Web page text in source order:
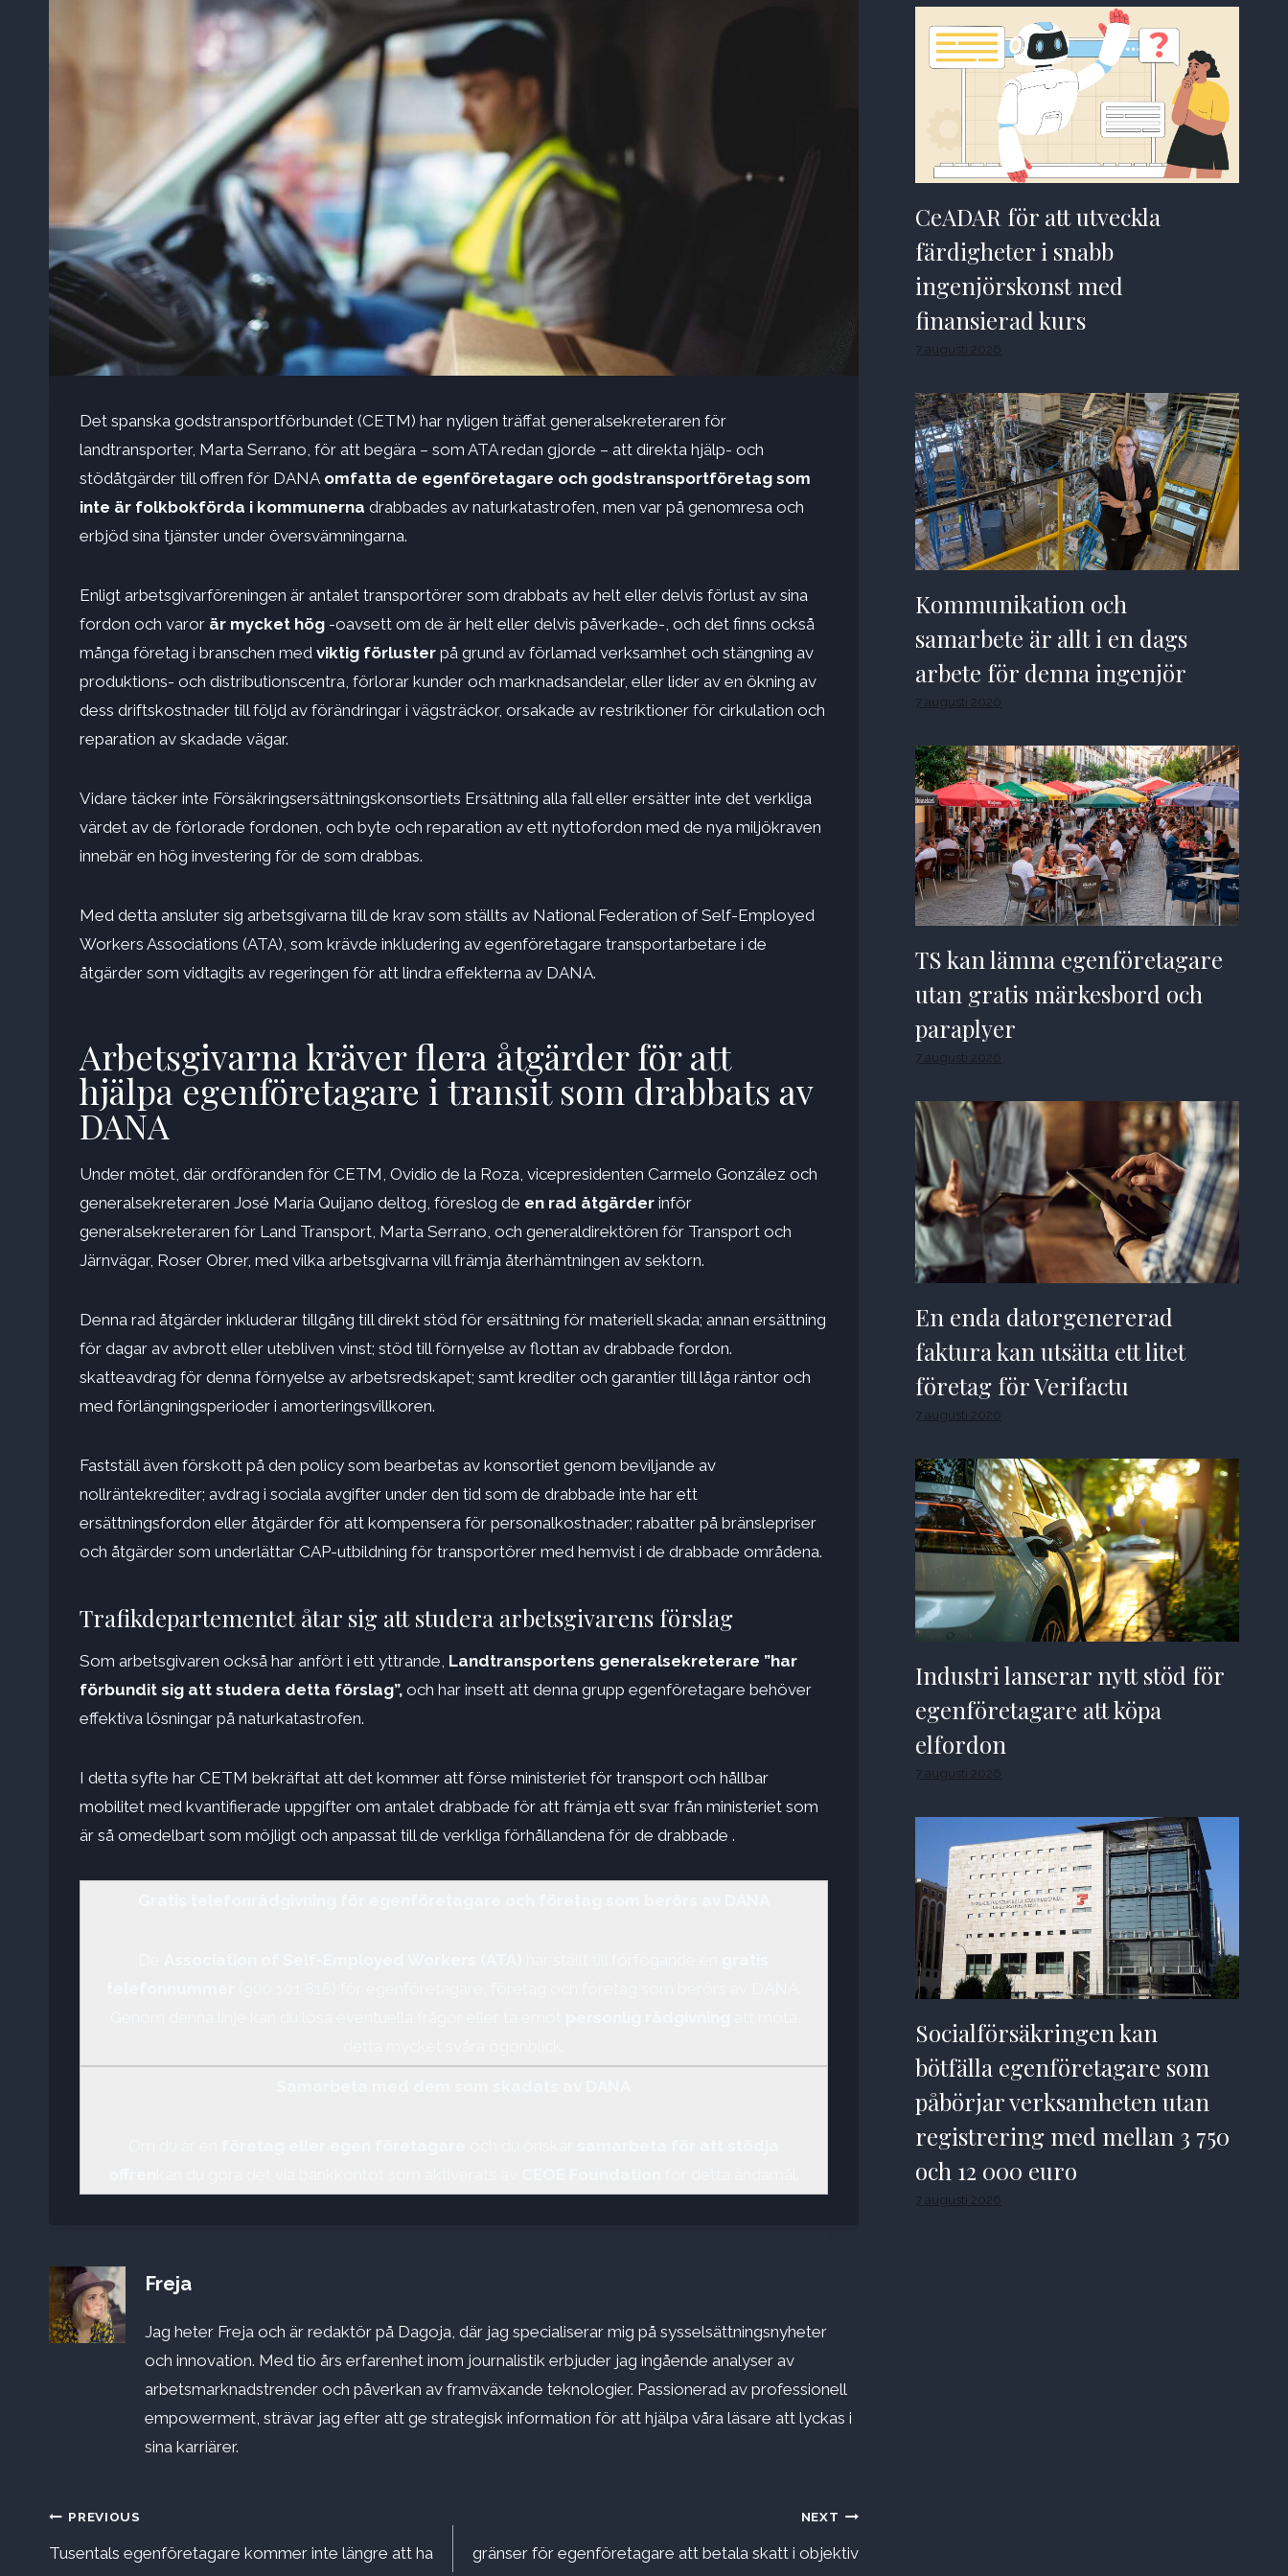
Det spanska godstransportförbundet (CETM) har nyligen träffat generalsekreteraren för
landtransporter, Marta Serrano, för att begära – som ATA redan gjorde – att direkta hjälp- och
stödåtgärder till offren för DANA omfatta de egenföretagare och godstransportföretag som
inte är folkbokförda i kommunerna drabbades av naturkatastrofen, men var på genomresa och
erbjöd sina tjänster under översvämningarna.
Enligt arbetsgivarföreningen är antalet transportörer som drabbats av helt eller delvis förlust av sina
fordon och varor är mycket hög -oavsett om de är helt eller delvis påverkade-, och det finns också
många företag i branschen med viktig förluster på grund av förlamad verksamhet och stängning av
produktions- och distributionscentra, förlorar kunder och marknadsandelar, eller lider av en ökning av
dess driftskostnader till följd av förändringar i vägsträckor, orsakade av restriktioner för cirkulation och
reparation av skadade vägar.
Vidare täcker inte Försäkringsersättningskonsortiets Ersättning alla fall eller ersätter inte det verkliga
värdet av de förlorade fordonen, och byte och reparation av ett nyttofordon med de nya miljökraven
innebär en hög investering för de som drabbas.
Med detta ansluter sig arbetsgivarna till de krav som ställts av National Federation of Self-Employed
Workers Associations (ATA), som krävde inkludering av egenföretagare transportarbetare i de
åtgärder som vidtagits av regeringen för att lindra effekterna av DANA.
Arbetsgivarna kräver flera åtgärder för att
hjälpa egenföretagare i transit som drabbats av
DANA
Under mötet, där ordföranden för CETM, Ovidio de la Roza, vicepresidenten Carmelo González och
generalsekreteraren José María Quijano deltog, föreslog de en rad åtgärder inför
generalsekreteraren för Land Transport, Marta Serrano, och generaldirektören för Transport och
Järnvägar, Roser Obrer, med vilka arbetsgivarna vill främja återhämtningen av sektorn.
Denna rad åtgärder inkluderar tillgång till direkt stöd för ersättning för materiell skada; annan ersättning
för dagar av avbrott eller utebliven vinst; stöd till förnyelse av flottan av drabbade fordon.
skatteavdrag för denna förnyelse av arbetsredskapet; samt krediter och garantier till låga räntor och
med förlängningsperioder i amorteringsvillkoren.
Fastställ även förskott på den policy som bearbetas av konsortiet genom beviljande av
nollräntekrediter; avdrag i sociala avgifter under den tid som de drabbade inte har ett
ersättningsfordon eller åtgärder för att kompensera för personalkostnader; rabatter på bränslepriser
och åtgärder som underlättar CAP-utbildning för transportörer med hemvist i de drabbade områdena.
Trafikdepartementet åtar sig att studera arbetsgivarens förslag
Som arbetsgivaren också har anfört i ett yttrande, Landtransportens generalsekreterare ”har
förbundit sig att studera detta förslag”, och har insett att denna grupp egenföretagare behöver
effektiva lösningar på naturkatastrofen.
I detta syfte har CETM bekräftat att det kommer att förse ministeriet för transport och hållbar
mobilitet med kvantifierade uppgifter om antalet drabbade för att främja ett svar från ministeriet som
är så omedelbart som möjligt och anpassat till de verkliga förhållandena för de drabbade .
Freja
Jag heter Freja och är redaktör på Dagoja, där jag specialiserar mig på sysselsättningsnyheter
och innovation. Med tio års erfarenhet inom journalistik erbjuder jag ingående analyser av
arbetsmarknadstrender och påverkan av framväxande teknologier. Passionerad av professionell
empowerment, strävar jag efter att ge strategisk information för att hjälpa våra läsare att lyckas i
sina karriärer.
Inläggsnavigering
PREVIOUS
Tusentals egenföretagare kommer inte längre att ha
NEXT
gränser för egenföretagare att betala skatt i objektiv
CeADAR för att utveckla
färdigheter i snabb
ingenjörskonst med
finansierad kurs
7 augusti 2026
Kommunikation och
samarbete är allt i en dags
arbete för denna ingenjör
7 augusti 2026
TS kan lämna egenföretagare
utan gratis märkesbord och
paraplyer
7 augusti 2026
En enda datorgenererad
faktura kan utsätta ett litet
företag för Verifactu
7 augusti 2026
Industri lanserar nytt stöd för
egenföretagare att köpa
elfordon
7 augusti 2026
Socialförsäkringen kan
bötfälla egenföretagare som
påbörjar verksamheten utan
registrering med mellan 3 750
och 12 000 euro
7 augusti 2026